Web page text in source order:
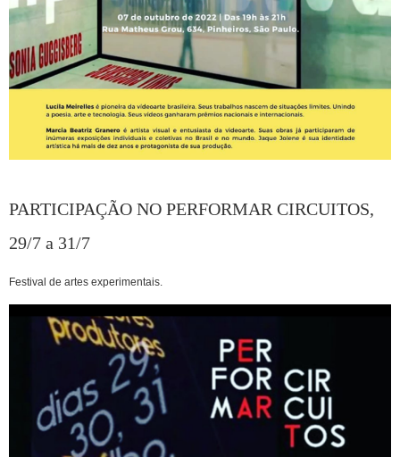
PARTICIPAÇÃO NO PERFORMAR CIRCUITOS,
29/7 a 31/7
Festival de artes experimentais.